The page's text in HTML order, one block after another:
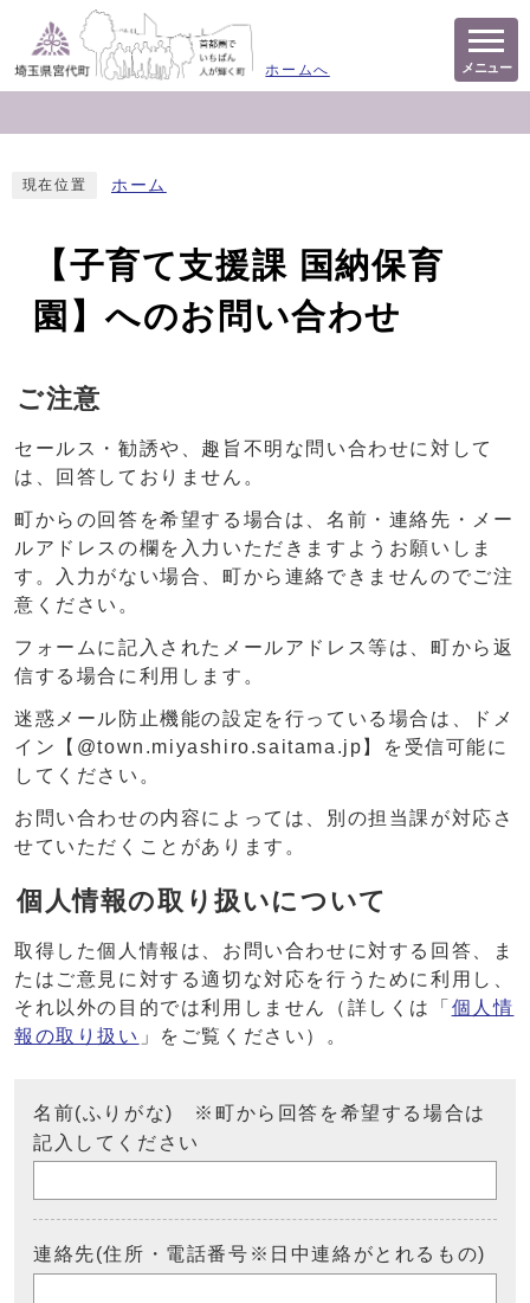
ホームへ メニュー
現在位置 ホーム
【子育て支援課 国納保育
園】へのお問い合わせ
ご注意
セールス・勧誘や、趣旨不明な問い合わせに対して
は、回答しておりません。
町からの回答を希望する場合は、名前・連絡先・メー
ルアドレスの欄を入力いただきますようお願いしま
す。入力がない場合、町から連絡できませんのでご注
意ください。
フォームに記入されたメールアドレス等は、町から返
信する場合に利用します。
迷惑メール防止機能の設定を行っている場合は、ドメ
イン【@town.miyashiro.saitama.jp】を受信可能に
してください。
お問い合わせの内容によっては、別の担当課が対応さ
せていただくことがあります。
個人情報の取り扱いについて
取得した個人情報は、お問い合わせに対する回答、ま
たはご意見に対する適切な対応を行うために利用し、
それ以外の目的では利用しません（詳しくは「 個人情
報の取り扱い 」をご覧ください）。
名前(ふりがな) ※町から回答を希望する場合は
記入してください
連絡先(住所・電話番号※日中連絡がとれるもの)